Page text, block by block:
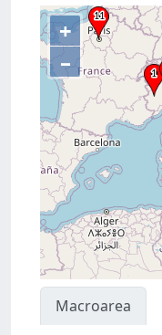
+
–
Macroarea